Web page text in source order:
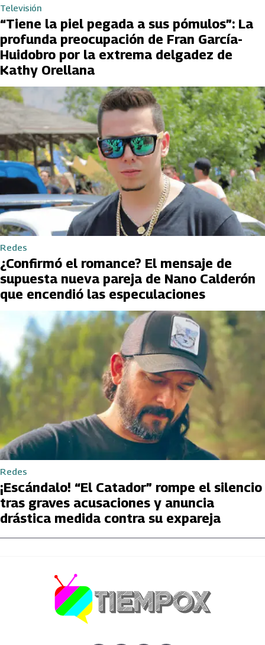
Televisión
“Tiene la piel pegada a sus pómulos”: La
profunda preocupación de Fran García-
Huidobro por la extrema delgadez de
Kathy Orellana
Redes
¿Confirmó el romance? El mensaje de
supuesta nueva pareja de Nano Calderón
que encendió las especulaciones
Redes
¡Escándalo! “El Catador” rompe el silencio
tras graves acusaciones y anuncia
drástica medida contra su expareja